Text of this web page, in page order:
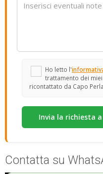
Ho letto l'
trattamento dei
ricontattato da Capo
Contatta su